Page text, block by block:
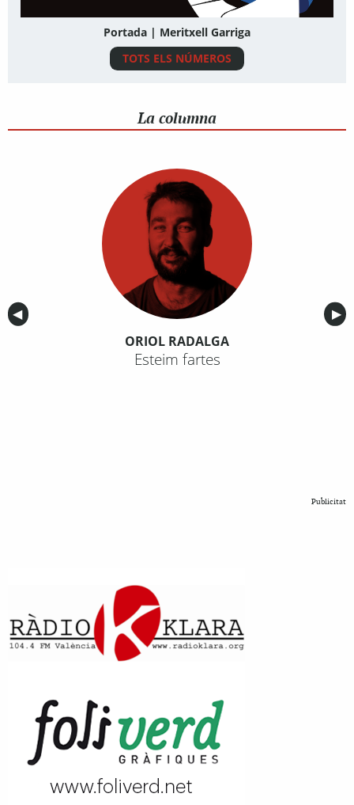
Portada | Meritxell Garriga
TOTS ELS NÚMEROS
La columna
Anterior
◀︎ ▶︎
ORIOL RADALGA
Esteim fartes
Publicitat